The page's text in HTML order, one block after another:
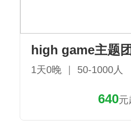
high game主题
1天0晚 ｜ 50-1000人
640元